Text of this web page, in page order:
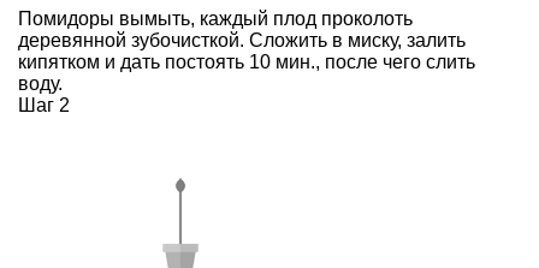
Помидоры вымыть, каждый плод проколоть
деревянной зубочисткой. Сложить в миску, залить
кипятком и дать постоять 10 мин., после чего слить
воду.
Шаг 2